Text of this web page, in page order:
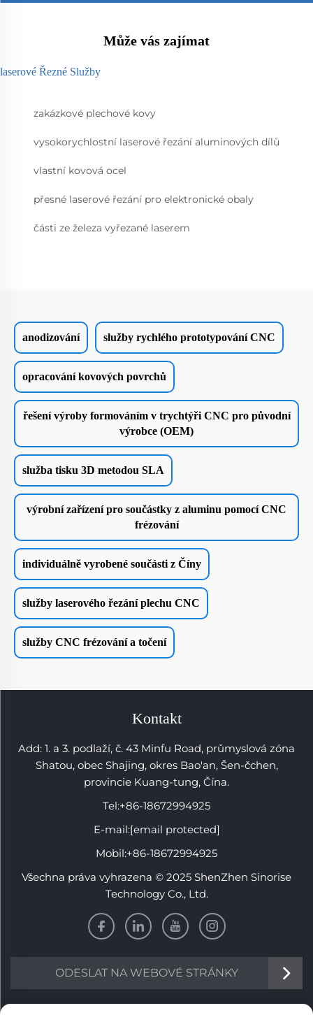
Může vás zajímat
laserové Řezné Služby
zakázkové plechové kovy
vysokorychlostní laserové řezání aluminových dílů
vlastní kovová ocel
přesné laserové řezání pro elektronické obaly
části ze železa vyřezané laserem
anodizování služby rychlého prototypování CNC
opracování kovových povrchů
řešení výroby formováním v trychtýři CNC pro původní
výrobce (OEM)
služba tisku 3D metodou SLA
výrobní zařízení pro součástky z aluminu pomocí CNC
frézování
individuálně vyrobené součásti z Číny
služby laserového řezání plechu CNC
služby CNC frézování a točení
Kontakt
Add: 1. a 3. podlaží, č. 43 Minfu Road, průmyslová zóna
Shatou, obec Shajing, okres Bao'an, Šen-čchen,
provincie Kuang-tung, Čína.
Tel:+86-18672994925
E-mail:[email protected]
Mobil:+86-18672994925
Všechna práva vyhrazena © 2025 ShenZhen Sinorise
Technology Co., Ltd.
ODESLAT NA WEBOVÉ STRÁNKY